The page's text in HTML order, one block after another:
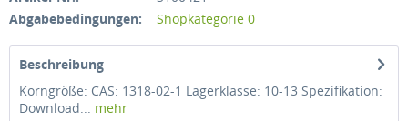
Abgabebedingungen:
Shopkategorie 0
Beschreibung
Korngröße: CAS: 1318-02-1 Lagerklasse: 10-13 Spezifikation:
Download... mehr